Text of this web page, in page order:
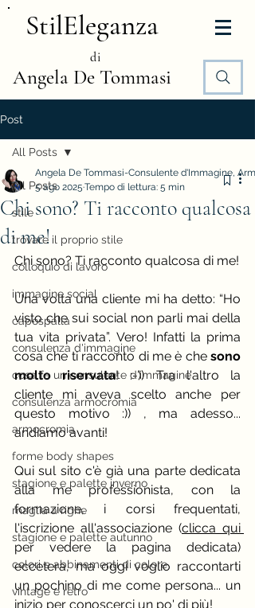
StilEleganza
di
Angela De Tommasi
Post
All Posts
stile
trovare il proprio stile
colloquio di lavoro
immagine social
capospalla
consulenza d'immagine
cosa fa un consulente d'immagine
consulenza armocromia
armocromia
forme body shapes
stagione e palette inverno
maglia a righe
stagione e palette autunno
colori e abbinamenti di colore
vintage e rètro
All Posts
Chi sono? Ti racconto qualcosa
di me!
Angela De Tommasi-Consulente d'Immagine,
5 ago 2025 Tempo di lettura: 5 min
Chi sono? Ti racconto qualcosa di me!
Una volta una cliente mi ha detto: “Ho
visto che sui social non parli mai della
tua vita privata”. Vero! Infatti la prima
cosa che ti racconto di me è che sono
molto riservata! :-)) Tra l'altro la
cliente mi aveva scelto anche per
questo motivo :)) , ma adesso...
andiamo avanti!
Qui sul sito c'è già una parte dedicata
alla me professionista, con la
formazione, i corsi frequentati,
l'iscrizione all'associazione (
per vedere la pagina dedicata)
eccetera, ma oggi voglio raccontarti
un pochino di me come persona... un
inizio per conoscerci un po' di più!